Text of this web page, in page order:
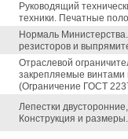
Руководящий
техники. Печатные
Нормаль
резисторов и
Отраслевой
закрепляемые винтами
(Ограничение ГОСТ
Лепестки
Конструкция и